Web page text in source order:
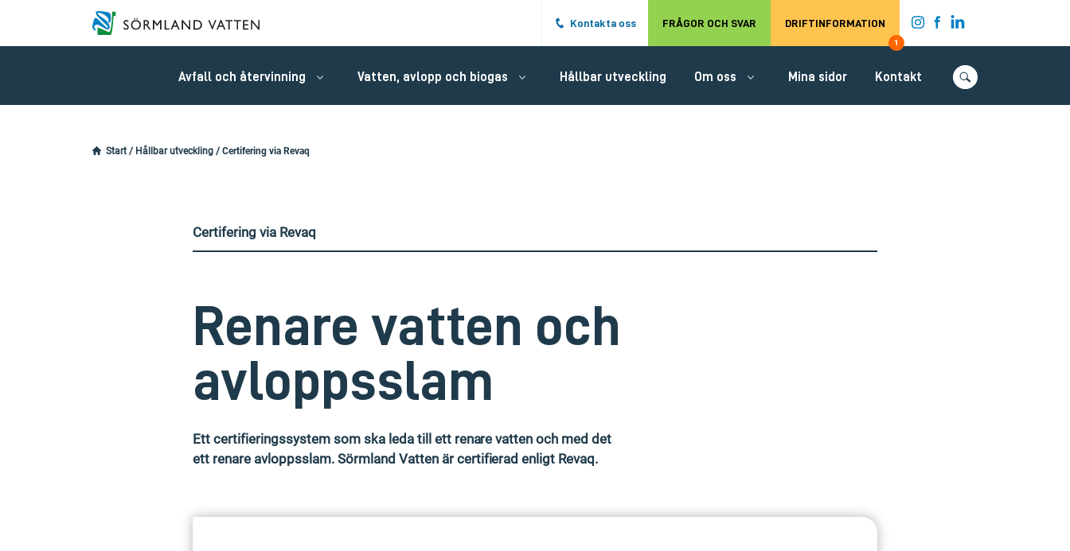
Hoppa till det huvudsakliga innehållet.
Kontakta oss FRÅGOR OCH SVAR DRIFTINFORMATION
1
Avfall och återvinning Vatten, avlopp och biogas Hållbar utveckling Om oss Mina sidor Kontakt
Start / Hållbar utveckling / Certifering via Revaq
Certifering via Revaq
Renare vatten och
avloppsslam
Ett certifieringssystem som ska leda till ett renare vatten och med det
ett renare avloppsslam. Sörmland Vatten är certifierad enligt Revaq.